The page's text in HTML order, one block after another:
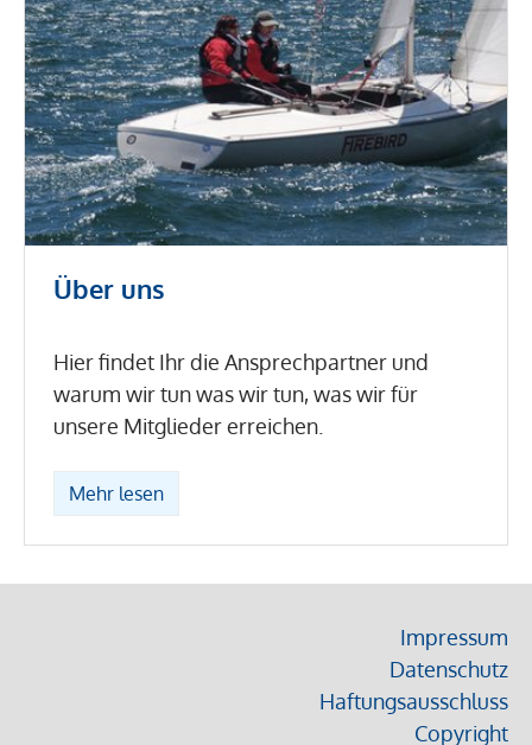
Über uns
Hier findet Ihr die Ansprechpartner und
warum wir tun was wir tun, was wir für
unsere Mitglieder erreichen.
Mehr lesen
Impressum
Datenschutz
Haftungsausschluss
Copyright